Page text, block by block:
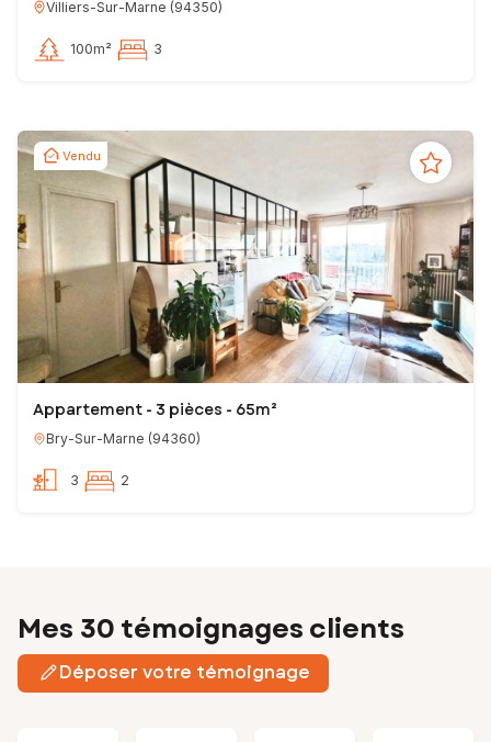
Villiers-Sur-Marne (94350)
100m² 3
Vendu
Appartement - 3 pièces - 65m²
Bry-Sur-Marne (94360)
3 2
Mes 30 témoignages clients
Déposer votre témoignage